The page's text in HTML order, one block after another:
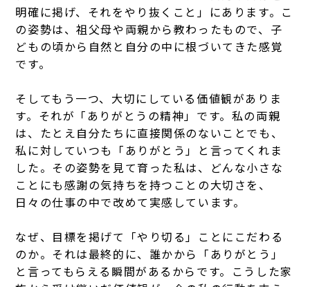
明確に掲げ、それをやり抜くこと」にあります。こ
の姿勢は、祖父母や両親から教わったもので、子
どもの頃から自然と自分の中に根づいてきた感覚
です。
そしてもう一つ、大切にしている価値観がありま
す。それが「ありがとうの精神」です。私の両親
は、たとえ自分たちに直接関係のないことでも、
私に対していつも「ありがとう」と言ってくれま
した。その姿勢を見て育った私は、どんな小さな
ことにも感謝の気持ちを持つことの大切さを、
日々の仕事の中で改めて実感しています。
なぜ、目標を掲げて「やり切る」ことにこだわる
のか。それは最終的に、誰かから「ありがとう」
と言ってもらえる瞬間があるからです。 こうした家